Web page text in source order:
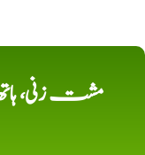
مشت زنی،